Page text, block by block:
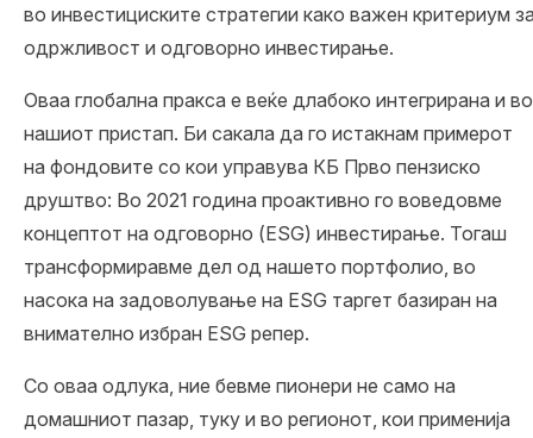
во инвестициските стратегии како важен критериум
одржливост и одговорно инвестирање.
Оваа глобална пракса е веќе длабоко интегрирана и во
нашиот пристап. Би сакала да го истакнам примерот
на фондовите со кои управува КБ Прво пензиско
друштво: Во 2021 година проактивно го воведовме
концептот на одговорно (ESG) инвестирање. Тогаш
трансформиравме дел од нашето портфолио, во
насока на задоволување на ESG таргет базиран на
внимателно избран ESG репер.
Со оваа одлука, ние бевме пионери не само на
домашниот пазар, туку и во регионот, кои применија